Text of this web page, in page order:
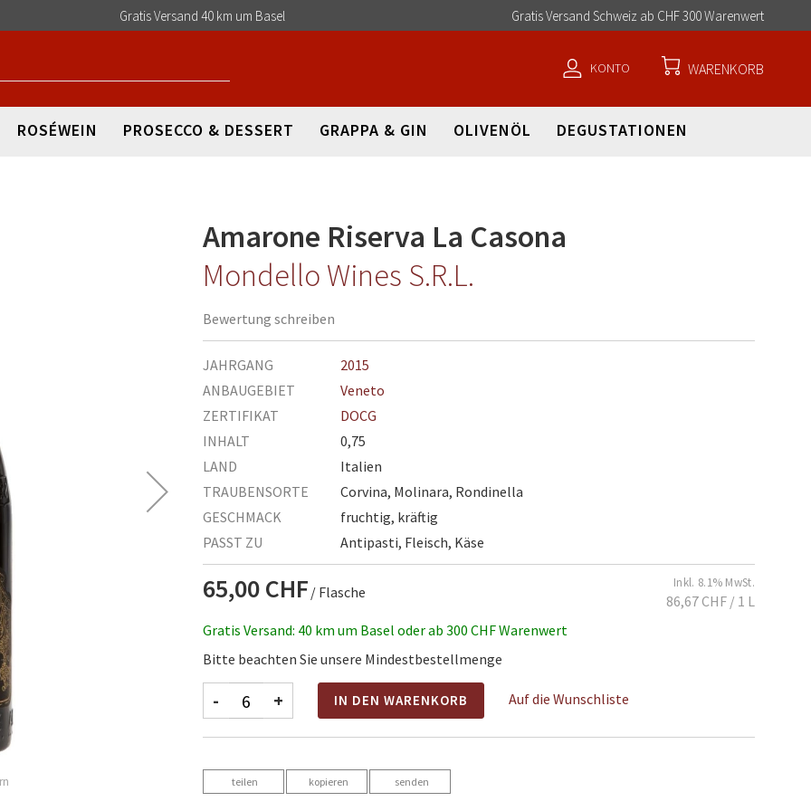
Gratis Versand 40 km um Basel Gratis Versand Schweiz ab CHF 300 WarenwertDirekt
zum
WARENKORB
KONTO
ROSÉWEIN PROSECCO & DESSERT GRAPPA & GIN OLIVENÖL DEGUSTATIONEN
Amarone Riserva La Casona
Mondello Wines S.R.L.
Bewertung schreiben
Mehr
Informationen
JAHRGANG
2015
ANBAUGEBIET
Veneto
ZERTIFIKAT
DOCG
INHALT
0,75
LAND
Italien
TRAUBENSORTE
Corvina, Molinara, Rondinella
GESCHMACK
fruchtig, kräftig
PASST ZU
Antipasti, Fleisch, Käse
65,00 CHF / Flasche
Inkl. 8.1% MwSt.
86,67 CHF / 1 L
Gratis Versand: 40 km um Basel oder ab 300 CHF Warenwert
Bitte beachten Sie unsere Mindestbestellmenge
- + IN DEN WARENKORB Auf die Wunschliste
teilen kopieren senden